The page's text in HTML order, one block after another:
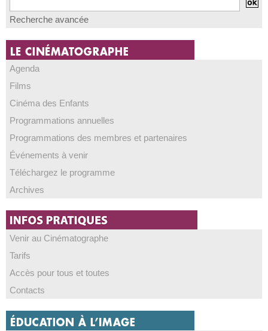
Recherche avancée
Agenda
Films
Cinéma des Enfants
Programmations annuelles
Programmations des membres et partenaires
Événements à venir
Téléchargez le programme
Archives
Venir au Cinématographe
Tarifs
Accès pour tous et toutes
Contacts